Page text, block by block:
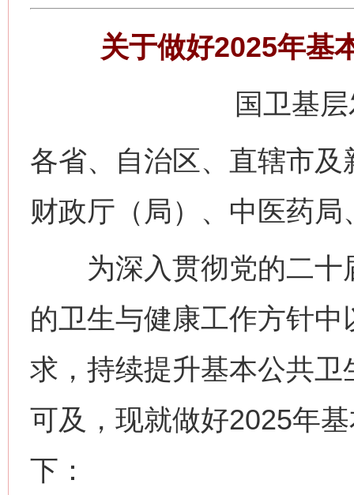
关于做好2025年基
国卫基
各省、自治区、直辖市
财政厅（局）、中医药局
为深入贯彻党的二十
的卫生与健康工作方针
求，持续提升基本公共
可及，现就做好2025年
下：